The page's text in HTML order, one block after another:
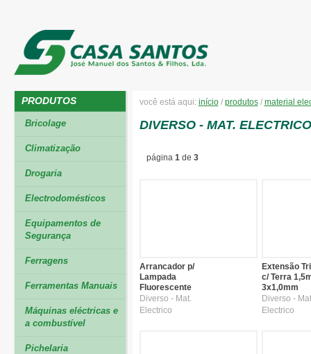
PRODUTOS
Bricolage
Climatização
Drogaria
Electrodomésticos
Equipamentos de
Segurança
Ferragens
Ferramentas Manuais
Máquinas eléctricas e
a combustível
Pichelaria
você está aqui: início/ produtos/ material
DIVERSO - MAT. ELECTRICO
página 1de 3
Arrancador p/
Lampada
Fluorescente
Diverso - Mat.
Electrico
Extensão
c/ Terra
3x1,0mm
Diverso -
Electrico